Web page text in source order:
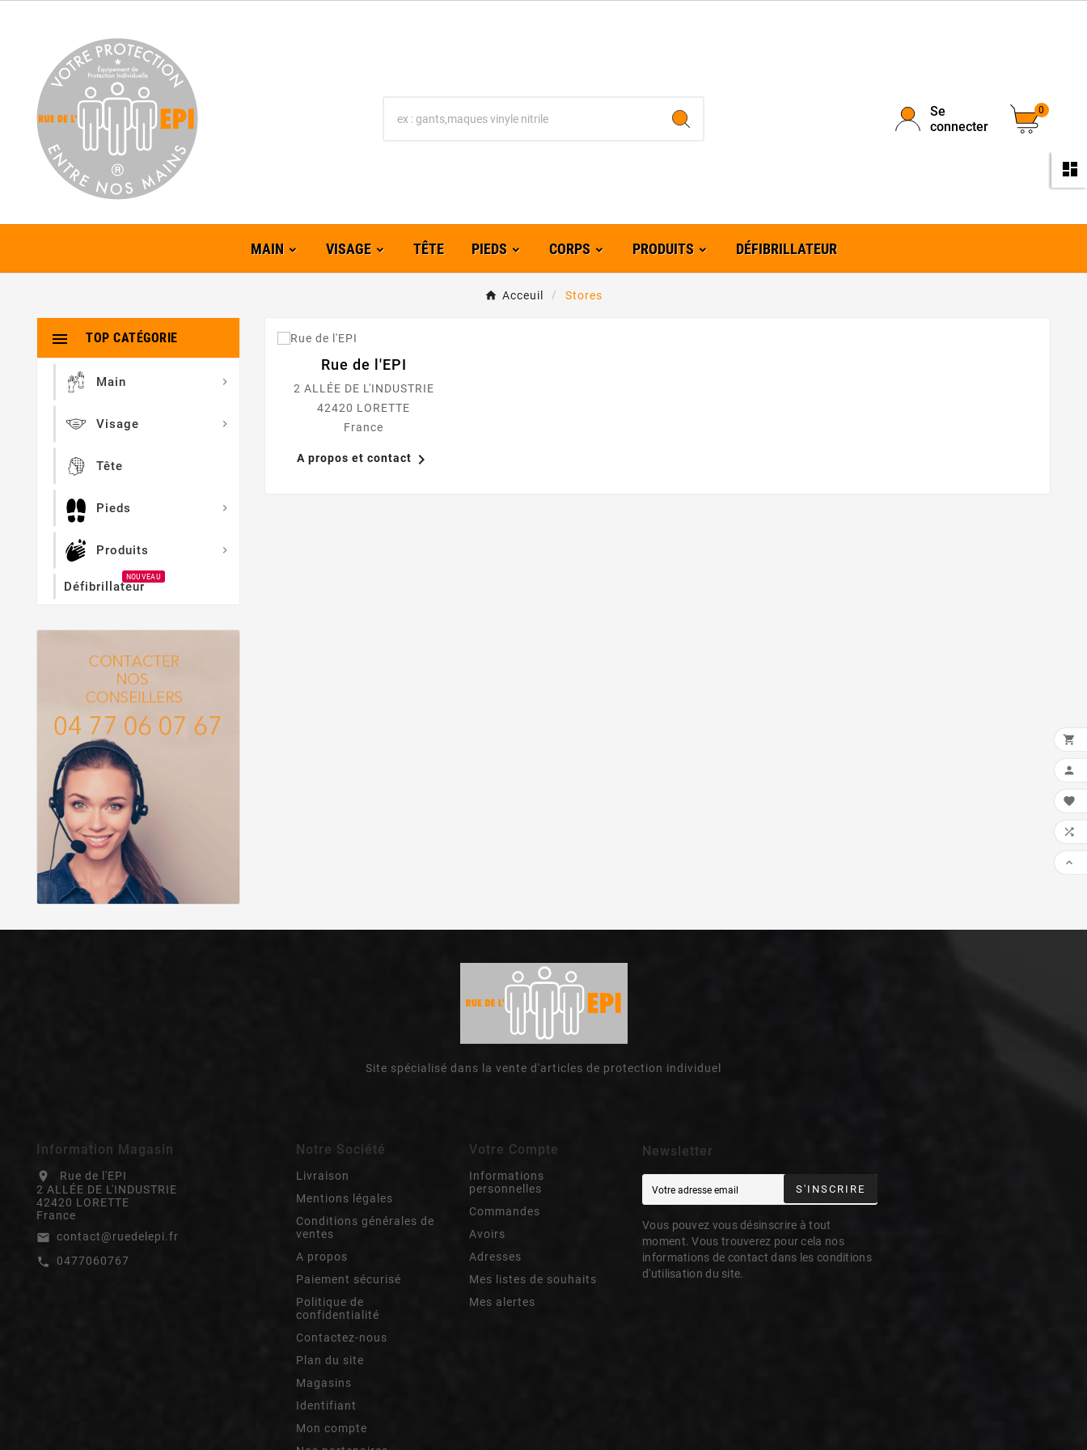
Se
connecter
0
MAIN VISAGE TÊTE PIEDS CORPS PRODUITS DÉFIBRILLATEUR
Acceuil Stores
TOP CATÉGORIE

Main 
Visage 
Tête
Pieds 
Produits 
Défibrillateur
NOUVEAU
Rue de l'EPI
2 ALLÉE DE L'INDUSTRIE
42420 LORETTE
France
A propos et contact 
Site spécialisé dans la vente d'articles de protection individuel
Information Magasin
location_on
Rue de l'EPI
2 ALLÉE DE L'INDUSTRIE
42420 LORETTE
France
email contact@ruedelepi.fr
call 0477060767
Notre Société
Livraison
Mentions légales
Conditions générales de
ventes
A propos
Paiement sécurisé
Politique de
confidentialité
Contactez-nous
Plan du site
Magasins
Identifiant
Mon compte
Votre Compte
Informations
personnelles
Commandes
Avoirs
Adresses
Mes listes de souhaits
Mes alertes
Newsletter
S'INSCRIRE
Vous pouvez vous désinscrire à tout
moment. Vous trouverez pour cela nos
informations de contact dans les conditions
d'utilisation du site.




